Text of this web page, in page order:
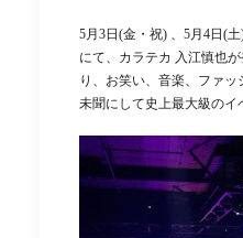
5月3日(金・祝) 、5月4日(土
にて、カラテカ 入江慎也
り、お笑い、音楽、ファ
未聞にして史上最大級のイ